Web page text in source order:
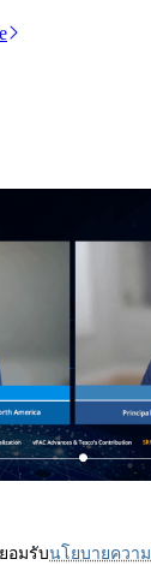
อมรับนโยบายควา